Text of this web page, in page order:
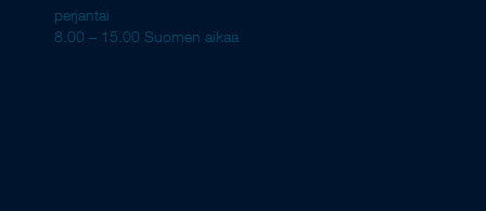
perjantai
8.00 – 15.00 Suomen aikaa